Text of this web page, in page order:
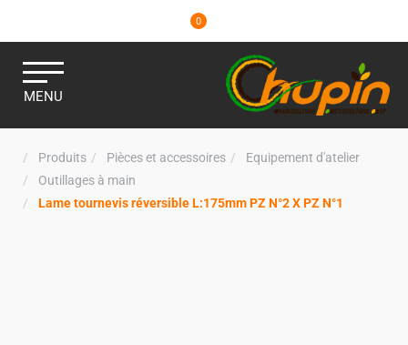
0
MENU
Produits Pièces et accessoires
Equipement d'atelier
Outillages à main
Lame tournevis réversible L:175mm PZ N°2 X PZ N°1